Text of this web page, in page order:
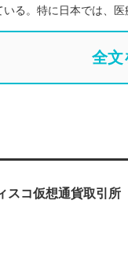
る。特に日本では、
全文
スコ仮想通貨取引所